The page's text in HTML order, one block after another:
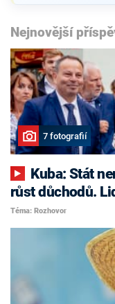
Nejnovější
7 fotografií
růst důchodů.
Téma: Rozhovor